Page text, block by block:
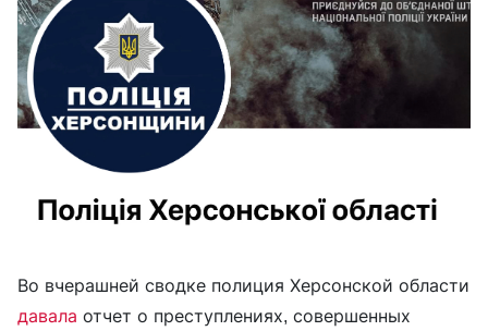
Во вчерашней сводке полиция Херсонской области
давала отчет о преступлениях, совершенных